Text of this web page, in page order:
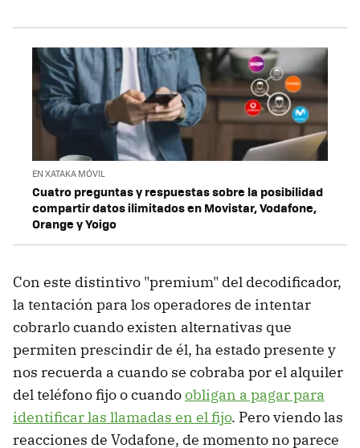
EN XATAKA MÓVIL
Cuatro preguntas y respuestas sobre la posibilidad
compartir datos ilimitados en Movistar, Vodafone,
Orange y Yoigo
Con este distintivo "premium" del decodificador,
la tentación para los operadores de intentar
cobrarlo cuando existen alternativas que
permiten prescindir de él, ha estado presente y
nos recuerda a cuando se cobraba por el alquiler
del teléfono fijo o cuandoobligan a pagar para
identificar las llamadas en el fijo. Pero viendo las
reacciones de Vodafone, de momento no parece